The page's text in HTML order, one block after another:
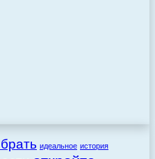
идеальное история